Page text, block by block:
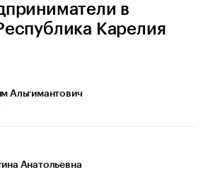
в
Карелия
Альгимантович
Анатольевна